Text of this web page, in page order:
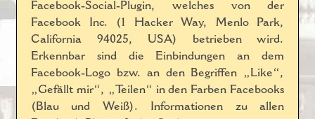
Facebook-Social-Plugin, welches von der
Facebook Inc. (1 Hacker Way, Menlo Park,
California 94025, USA) betrieben wird.
Erkennbar sind die Einbindungen an dem
Facebook-Logo bzw. an den Begriffen „Like“,
„Gefällt mir“, „Teilen“ in den Farben Facebooks
(Blau und Weiß). Informationen zu allen